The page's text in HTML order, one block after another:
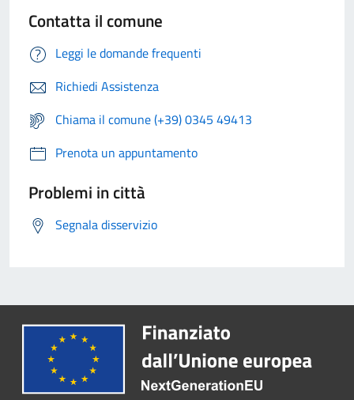
Contatta il comune
Leggi le domande frequenti
Richiedi Assistenza
Chiama il comune (+39) 0345 49413
Prenota un appuntamento
Problemi in città
Segnala disservizio